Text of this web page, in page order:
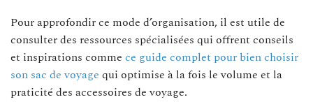
Pour approfondir ce mode d’organisation, il est utile de
consulter des ressources spécialisées qui offrent conseils
et inspirations comme ce guide complet pour bien choisir
son sac de voyage qui optimise à la fois le volume et la
praticité des accessoires de voyage.